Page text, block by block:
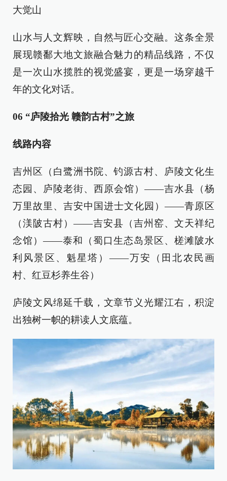
大觉山
山水与人文辉映，自然与匠心交融。这条全景
展现赣鄱大地文旅融合魅力的精品线路，不仅
是一次山水揽胜的视觉盛宴，更是一场穿越千
年的文化对话。
06 “庐陵拾光 赣韵古村”之旅
线路内容
吉州区（白鹭洲书院、钓源古村、庐陵文化生
态园、庐陵老街、西原会馆）——吉水县（杨
万里故里、吉安中国进士文化园）——青原区
（渼陂古村）——吉安县（吉州窑、文天祥纪
念馆）——泰和（蜀口生态岛景区、槎滩陂水
利风景区、魁星塔）——万安（田北农民画
村、红豆杉养生谷）
庐陵文风绵延千载，文章节义光耀江右，积淀
出独树一帜的耕读人文底蕴。